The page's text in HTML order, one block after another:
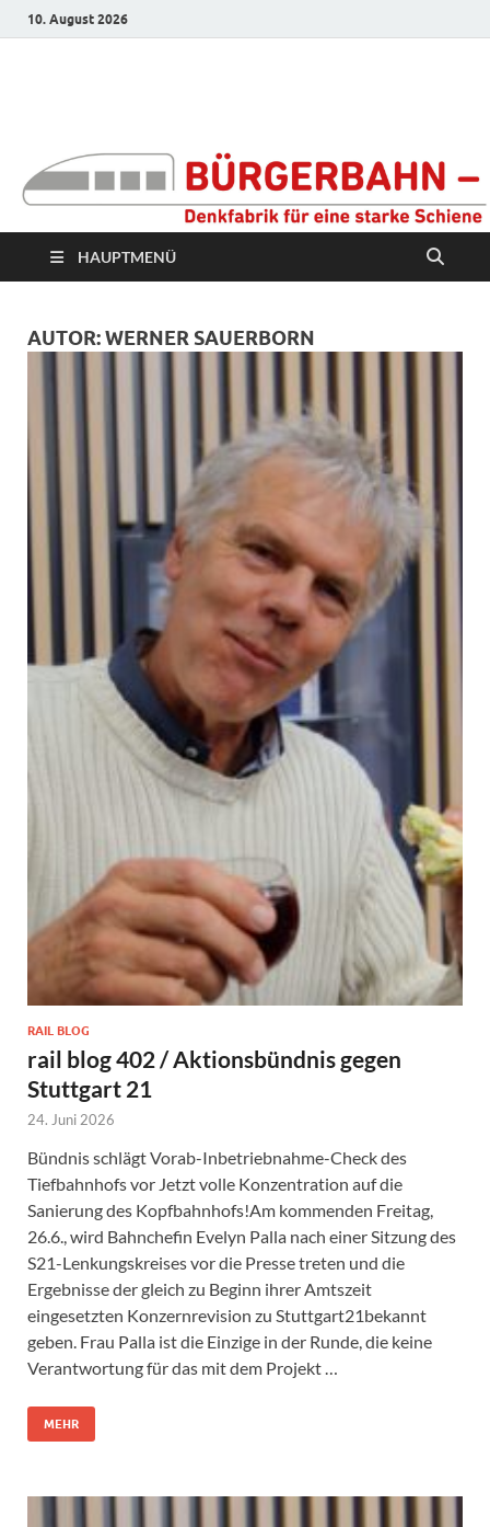
10. August 2026
Denkfabrik für eine
starke Schiene
HAUPTMENÜ
AUTOR:WERNER SAUERBORN
RAIL BLOG
rail blog 402 / Aktionsbündnis gegen
Stuttgart 21
24. Juni 2026
Bündnis schlägt Vorab-Inbetriebnahme-Check des
Tiefbahnhofs vor Jetzt volle Konzentration auf die
Sanierung des Kopfbahnhofs!Am kommenden Freitag,
26.6., wird Bahnchefin Evelyn Palla nach einer Sitzung des
S21-Lenkungskreises vor die Presse treten und die
Ergebnisse der gleich zu Beginn ihrer Amtszeit
eingesetzten Konzernrevision zu Stuttgart21bekannt
geben. Frau Palla ist die Einzige in der Runde, die keine
Verantwortung für das mit dem Projekt …
MEHR